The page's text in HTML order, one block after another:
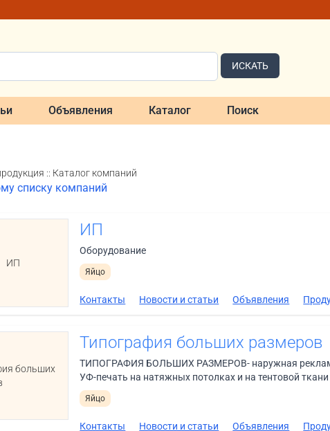
ИСКАТЬ
Объявления Каталог Поиск
:: Каталог компаний
списку компаний
ИП
ИП
Оборудование
Яйцо
Контакты Новости и статьи Объявления
больших
Типография больших размеров
ТИПОГРАФИЯ БОЛЬШИХ РАЗМЕРОВ- наружная
УФ-печать на натяжных потолках и на тентовой
Яйцо
Контакты Новости и статьи Объявления